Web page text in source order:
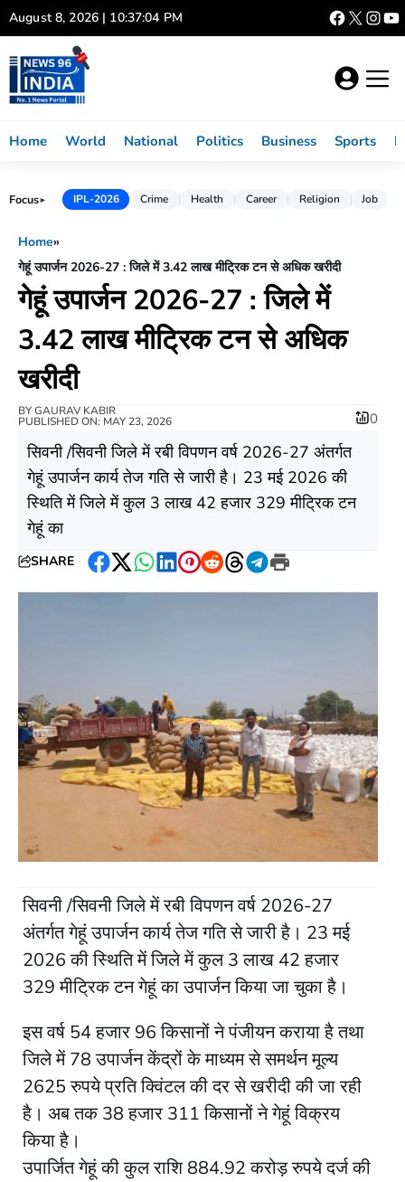
Skip
to
content
August 8, 2026 | 10:37:05 PM
Home World National Politics Business Sports
Focus► IPL-2026 Crime Health Career Religion Job
Home»
गेहूं उपार्जन 2026-27 : जिले में 3.42 लाख मीट्रिक टन से अधिक खरीदी
गेहूं उपार्जन 2026-27 : जिले में
3.42 लाख मीट्रिक टन से अधिक
खरीदी
BYGAURAV KABIR
PUBLISHED ON: MAY 23, 2026 0
सिवनी /सिवनी जिले में रबी विपणन वर्ष 2026-27 अंतर्गत
गेहूं उपार्जन कार्य तेज गति से जारी है। 23 मई 2026 की
स्थिति में जिले में कुल 3 लाख 42 हजार 329 मीट्रिक टन
गेहूं का
SHARE
Facebook
Twitter
WhatsApp
LinkedIn
Pinterest
RedditThreads
Telegram
Print
सिवनी /सिवनी जिले में रबी विपणन वर्ष 2026-27
अंतर्गत गेहूं उपार्जन कार्य तेज गति से जारी है। 23 मई
2026 की स्थिति में जिले में कुल 3 लाख 42 हजार
329 मीट्रिक टन गेहूं का उपार्जन किया जा चुका है।
इस वर्ष 54 हजार 96 किसानों ने पंजीयन कराया है तथा
जिले में 78 उपार्जन केंद्रों के माध्यम से समर्थन मूल्य
2625 रुपये प्रति क्विंटल की दर से खरीदी की जा रही
है। अब तक 38 हजार 311 किसानों ने गेहूं विक्रय
किया है।
उपार्जित गेहूं की कुल राशि 884.92 करोड़ रुपये दर्ज की